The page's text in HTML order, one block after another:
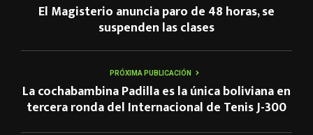
El Magisterio anuncia paro de 48 horas, se
suspenden las clases
PRÓXIMA PUBLICACIÓN
La cochabambina Padilla es la única boliviana en
tercera ronda del Internacional de Tenis J-300